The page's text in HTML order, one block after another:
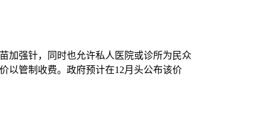
加强针，同时也允许私人医院或诊所为民众
以管制收费。政府预计在12月头公布该价